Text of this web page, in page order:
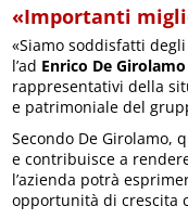
«Importanti
«Siamo soddisfatti degli
l’ad Enrico De Girolamo
rappresentativi della
e patrimoniale del
Secondo De Girolamo,
e contribuisce a
l’azienda potrà
opportunità di crescita